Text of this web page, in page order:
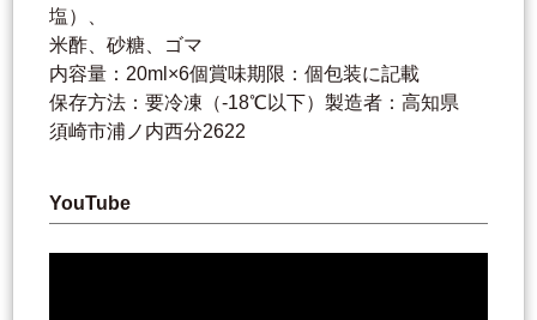
塩）、
米酢、砂糖、ゴマ
内容量：20ml×6個賞味期限：個包装に記載
保存方法：要冷凍（-18℃以下）製造者：高知県
須崎市浦ノ内西分2622
YouTube